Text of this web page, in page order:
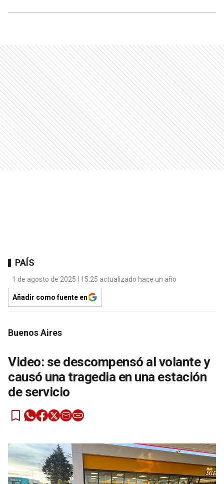
PAÍS
1 de agosto de 2025 | 15:25 actualizado hace un año
Añadir como fuente en
Buenos Aires
Video: se descompensó al volante y
causó una tragedia en una estación
de servicio